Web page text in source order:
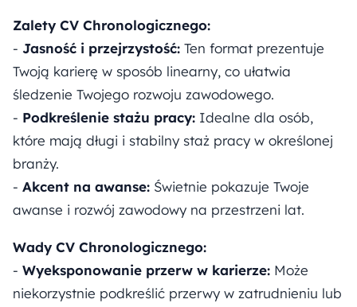
Zalety CV Chronologicznego:
- Jasność i przejrzystość: Ten format prezentuje
Twoją karierę w sposób linearny, co ułatwia
śledzenie Twojego rozwoju zawodowego.
- Podkreślenie stażu pracy: Idealne dla osób,
które mają długi i stabilny staż pracy w określonej
branży.
- Akcent na awanse: Świetnie pokazuje Twoje
awanse i rozwój zawodowy na przestrzeni lat.
Wady CV Chronologicznego:
- Wyeksponowanie przerw w karierze: Może
niekorzystnie podkreślić przerwy w zatrudnieniu lub